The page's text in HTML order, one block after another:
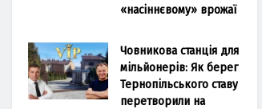
«насіннєвому» врожаї
Човникова станція для
мільйонерів: Як берег
Тернопільського ставу
перетворили на